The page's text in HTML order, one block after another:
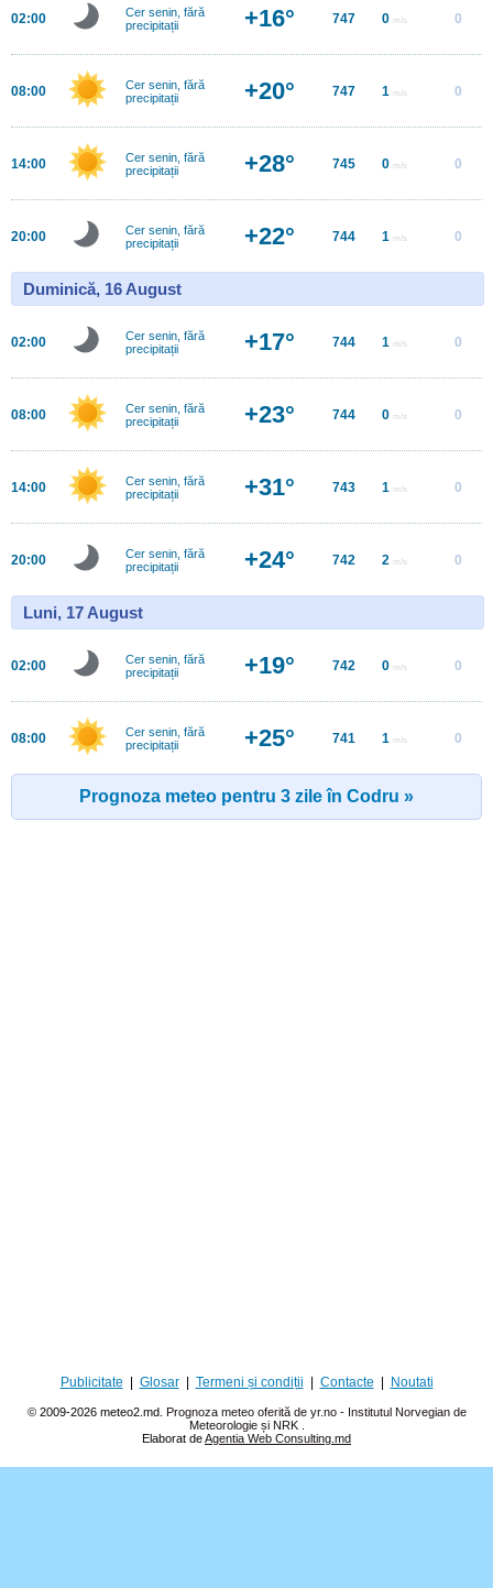
02:00
Cer senin, fără
precipitații
+16° 747 0 m/s 0
08:00
Cer senin, fără
precipitații
+20° 747 1 m/s 0
14:00
Cer senin, fără
precipitații
+28° 745 0 m/s 0
20:00
Cer senin, fără
precipitații
+22° 744 1 m/s 0
Duminică, 16 August
02:00
Cer senin, fără
precipitații
+17° 744 1 m/s 0
08:00
Cer senin, fără
precipitații
+23° 744 0 m/s 0
14:00
Cer senin, fără
precipitații
+31° 743 1 m/s 0
20:00
Cer senin, fără
precipitații
+24° 742 2 m/s 0
Luni, 17 August
02:00
Cer senin, fără
precipitații
+19° 742 0 m/s 0
08:00
Cer senin, fără
precipitații
+25° 741 1 m/s 0
Prognoza meteo pentru 3 zile în Codru »
Publicitate Glosar| Termeni și condiții Contacte Noutati
© 2009-2026 meteo2.md. Prognoza meteo oferită de yr.no - Institutul Norvegian de
Meteorologie și NRK
Elaborat deAgentia Web Consulting.md